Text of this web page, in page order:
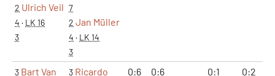
2 Ulrich Veil
4 · LK 16
3
7
2 Jan Müller
4 · LK 14
3
3 Bart Van
3 Ricardo
0:6 0:6 0:1 0:2